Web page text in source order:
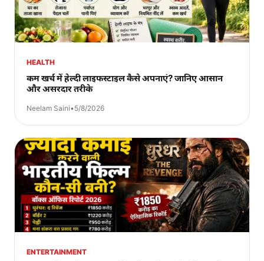
HEALTH
कम खर्च में हेल्दी लाइफस्टाइल कैसे अपनाएं? जानिए आसान
और असरदार तरीके
Neelam Saini•5/8/2026
ENTERTAINMENT